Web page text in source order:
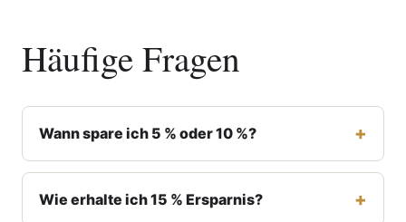
Häufige Fragen
Wann spare ich 5 % oder 10 %?
Wie erhalte ich 15 % Ersparnis?